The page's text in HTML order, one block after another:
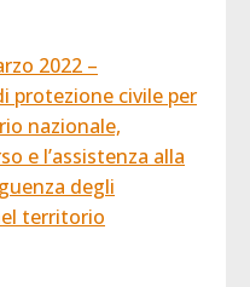
2022 –
protezione civile per
nazionale,
e l’assistenza alla
degli
territorio